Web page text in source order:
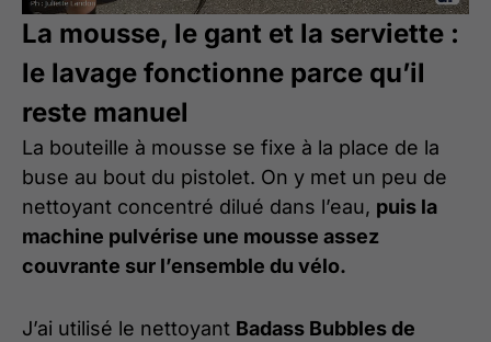
La mousse, le gant et la serviette :
le lavage fonctionne parce qu’il
reste manuel
La bouteille à mousse se fixe à la place de la
buse au bout du pistolet. On y met un peu de
nettoyant concentré dilué dans l’eau, puis la
machine pulvérise une mousse assez
couvrante sur l’ensemble du vélo.
J’ai utilisé le nettoyant Badass Bubbles de